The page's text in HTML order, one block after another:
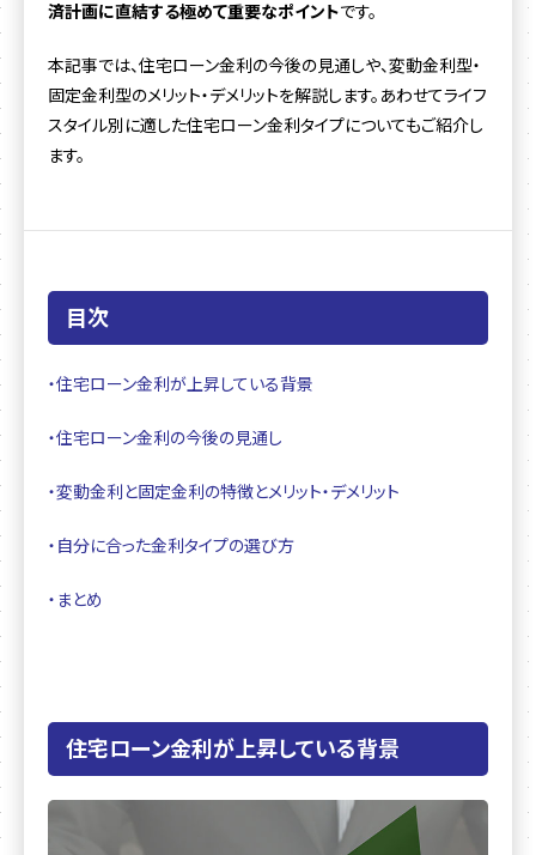
済計画に直結する極めて重要なポイントです。
本記事では、住宅ローン金利の今後の見通しや、変動金利型・
固定金利型のメリット・デメリットを解説します。あわせてライフ
スタイル別に適した住宅ローン金利タイプについてもご紹介し
ます。
目次
・住宅ローン金利が上昇している背景
・住宅ローン金利の今後の見通し
・変動金利と固定金利の特徴とメリット・デメリット
・自分に合った金利タイプの選び方
・まとめ
住宅ローン金利が上昇している背景